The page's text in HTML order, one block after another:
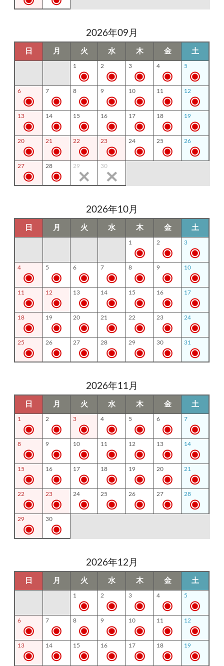
2026年09月
日 月 火 水 木 金 土
1 2 3 4 5
6 7 8 9 10 11 12
13 14 15 16 17 18 19
20 21 22 23 24 25 26
27 28 29 30
2026年10月
日 月 火 水 木 金 土
1 2 3
4 5 6 7 8 9 10
11 12 13 14 15 16 17
18 19 20 21 22 23 24
25 26 27 28 29 30 31
2026年11月
日 月 火 水 木 金 土
1 2 3 4 5 6 7
8 9 10 11 12 13 14
15 16 17 18 19 20 21
22 23 24 25 26 27 28
29 30
2026年12月
日 月 火 水 木 金 土
1 2 3 4 5
6 7 8 9 10 11 12
13 14 15 16 17 18 19